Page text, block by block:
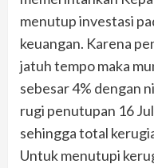
menutup investasi
keuangan. Karena
jatuh tempo maka
sebesar 4% dengan
rugi penutupan 16
sehingga total
Untuk menutupi